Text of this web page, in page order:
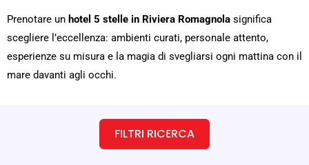
Prenotare un hotel 5 stelle in Riviera Romagnola significa
scegliere l’eccellenza: ambienti curati, personale attento,
esperienze su misura e la magia di svegliarsi ogni mattina con il
mare davanti agli occhi.
FILTRI RICERCA